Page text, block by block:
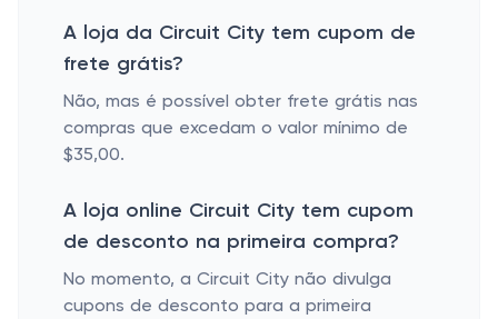
A loja da Circuit City tem cupom de
frete grátis?
Não, mas é possível obter frete grátis nas
compras que excedam o valor mínimo de
$35,00.
A loja online Circuit City tem cupom
de desconto na primeira compra?
No momento, a Circuit City não divulga
cupons de desconto para a primeira